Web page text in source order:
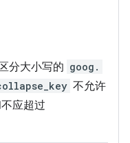
分大小写的 goog.
不允许
应超过